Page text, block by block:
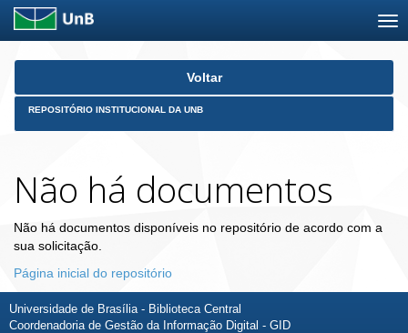
Skip
Voltar
REPOSITÓRIO INSTITUCIONAL DA UNB
Não há documentos
Não há documentos disponíveis no repositório de acordo com a
sua solicitação.
Página inicial do repositório
Universidade de Brasília - Biblioteca Central
Coordenadoria de Gestão da Informação Digital - GID